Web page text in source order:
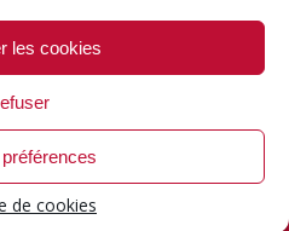
les cookies
de cookies
Tous droits réservés.